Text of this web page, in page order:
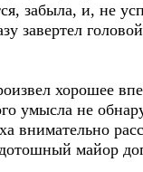
забыла, и, не
завертел
хорошее
умысла не
внимательно
майор